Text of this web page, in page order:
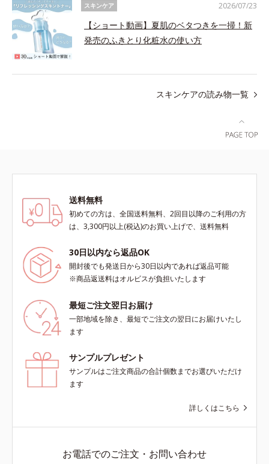
スキンケア
【ショート動画】夏肌のベタつきを一掃！新
発売のふきとり化粧水の使い方
2026/07/23
スキンケアの読み物一覧
送料無料
初めての方は、全国送料無料、2回目以降のご利用の方
は、3,300円以上(税込)のお買い上げで、送料無料
30日以内なら返品OK
開封後でも発送日から30日以内であれば返品可能
※商品返送料はオルビスが負担いたします
最短ご注文翌日お届け
一部地域を除き、最短でご注文の翌日にお届けいたし
ます
サンプルプレゼント
サンプルはご注文商品の合計個数までお選びいただけ
ます
詳しくはこちら
お電話でのご注文・お問い合わせ